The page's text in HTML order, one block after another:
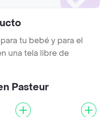
tu bebé y para el
una tela libre de
Pasteur